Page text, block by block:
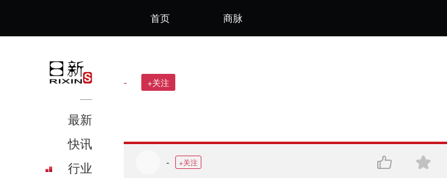
首页 商脉
最新
快讯
行业
- +关注
- +关注